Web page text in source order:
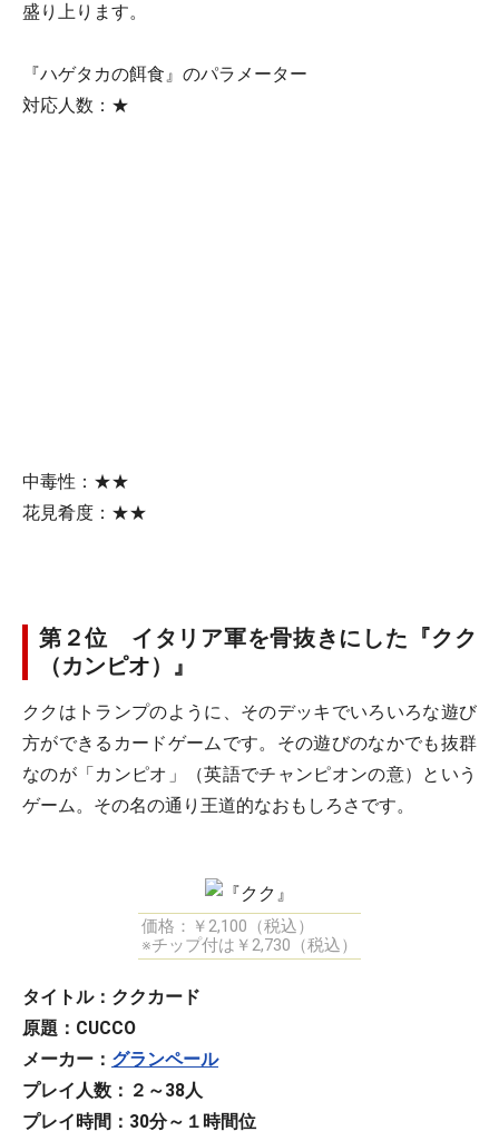
盛り上ります。
『ハゲタカの餌食』のパラメーター
対応人数：★
中毒性：★★
花見肴度：★★
第２位 イタリア軍を骨抜きにした『クク
（カンピオ）』
ククはトランプのように、そのデッキでいろいろな遊び
方ができるカードゲームです。その遊びのなかでも抜群
なのが「カンピオ」（英語でチャンピオンの意）という
ゲーム。その名の通り王道的なおもしろさです。
価格：￥2,100（税込）
※チップ付は￥2,730（税込）
タイトル：ククカード
原題：CUCCO
メーカー： グランペール
プレイ人数：２～38人
プレイ時間：30分～１時間位